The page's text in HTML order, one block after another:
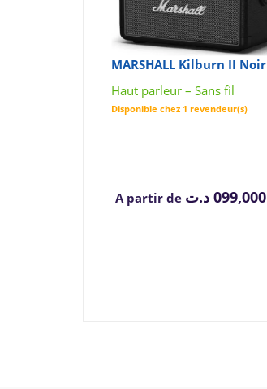
MARSHALL Kilburn II Noir
Haut parleur – Sans fil
Disponible chez 1 revendeur(s)
A partir de د.ت